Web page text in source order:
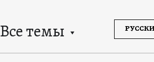
Все темы